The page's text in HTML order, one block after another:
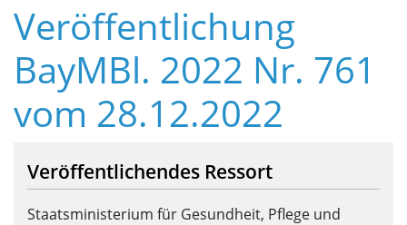
Veröffentlichung
BayMBl. 2022 Nr. 761
vom 28.12.2022
Veröffentlichendes Ressort
Staatsministerium für Gesundheit, Pflege und